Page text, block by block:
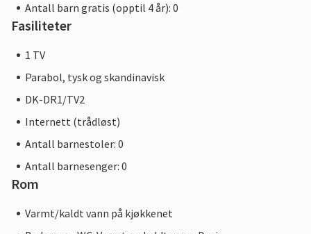
Antall barn gratis (opptil 4 år): 0
Fasiliteter
1 TV
Parabol, tysk og skandinavisk
DK-DR1/TV2
Internett (trådløst)
Antall barnestoler: 0
Antall barnesenger: 0
Rom
Varmt/kaldt vann på kjøkkenet